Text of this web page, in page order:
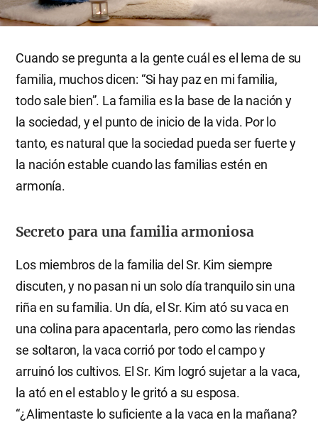
Cuando se pregunta a la gente cuál es el lema de su
familia, muchos dicen: “Si hay paz en mi familia,
todo sale bien”. La familia es la base de la nación y
la sociedad, y el punto de inicio de la vida. Por lo
tanto, es natural que la sociedad pueda ser fuerte y
la nación estable cuando las familias estén en
armonía.
Secreto para una familia armoniosa
Los miembros de la familia del Sr. Kim siempre
discuten, y no pasan ni un solo día tranquilo sin una
riña en su familia. Un día, el Sr. Kim ató su vaca en
una colina para apacentarla, pero como las riendas
se soltaron, la vaca corrió por todo el campo y
arruinó los cultivos. El Sr. Kim logró sujetar a la vaca,
la ató en el establo y le gritó a su esposa.
“¿Alimentaste lo suficiente a la vaca en la mañana?